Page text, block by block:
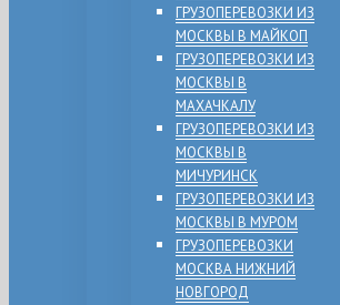
ГРУЗОПЕРЕВОЗКИ ИЗ
МОСКВЫ В МАЙКОП
ГРУЗОПЕРЕВОЗКИ ИЗ
МОСКВЫ В
МАХАЧКАЛУ
ГРУЗОПЕРЕВОЗКИ ИЗ
МОСКВЫ В
МИЧУРИНСК
ГРУЗОПЕРЕВОЗКИ ИЗ
МОСКВЫ В МУРОМ
ГРУЗОПЕРЕВОЗКИ
МОСКВА НИЖНИЙ
НОВГОРОД